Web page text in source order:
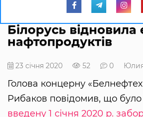
Білорусь відновила
нафтопродуктів
23 січня 2020 52 0
Голова концерну
Рибаков повідомив, що
введену 1 січня 2020 р.